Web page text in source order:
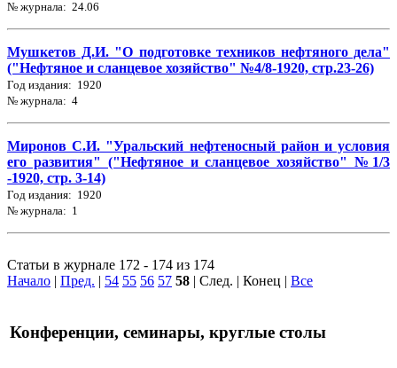
№ журнала: 24.06
Мушкетов Д.И. "О подготовке техников нефтяного дела"
("Нефтяное и сланцевое хозяйство" №4/8-1920, стр.23-26)
Год издания: 1920
№ журнала: 4
Миронов С.И. "Уральский нефтеносный район и условия
его развития" ("Нефтяное и сланцевое хозяйство" №1/3
-1920, стр. 3-14)
Год издания: 1920
№ журнала: 1
Статьи в журнале 172 - 174 из 174
Начало | Пред. | 54 55 56 57 58 | След. | Конец | Все
Конференции, семинары, круглые столы